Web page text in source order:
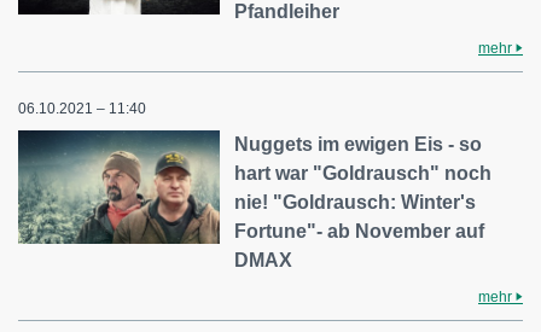
Pfandleiher
mehr
06.10.2021 – 11:40
Nuggets im ewigen Eis - so
hart war "Goldrausch" noch
nie! "Goldrausch: Winter's
Fortune"- ab November auf
DMAX
mehr